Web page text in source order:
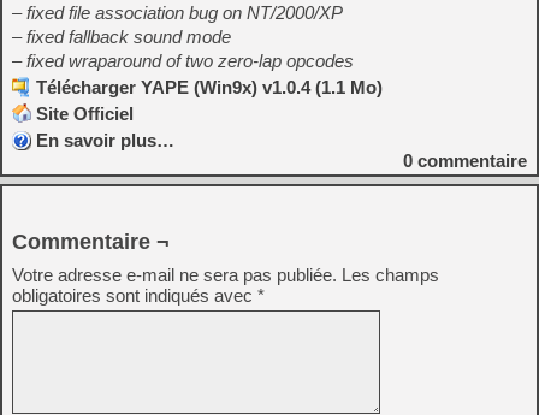
– fixed file association bug on NT/2000/XP
– fixed fallback sound mode
– fixed wraparound of two zero-lap opcodes
Télécharger YAPE (Win9x) v1.0.4 (1.1 Mo)
Site Officiel
En savoir plus…
0 commentaire
Commentaire ¬
Votre adresse e-mail ne sera pas publiée. Les champs
obligatoires sont indiqués avec *